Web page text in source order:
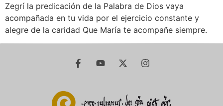
Zegrí la predicación de la Palabra de Dios vaya
acompañada en tu vida por el ejercicio constante y
alegre de la caridad Que María te acompañe siempre.